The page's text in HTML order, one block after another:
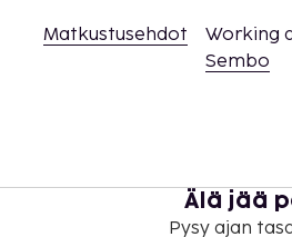
Matkustusehdot
Working
Sembo
Älä jää
Pysy ajan